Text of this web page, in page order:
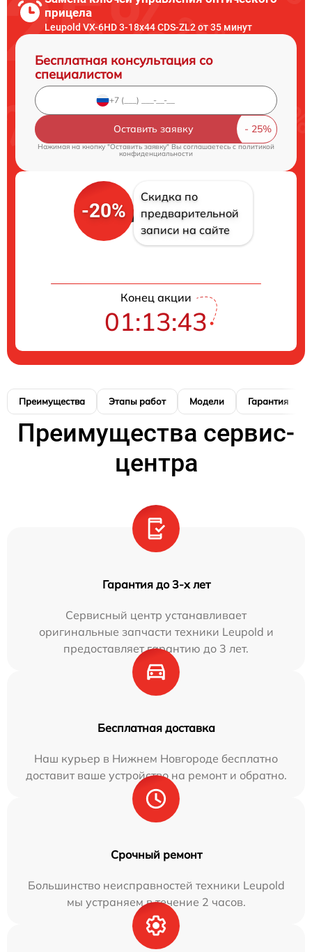
прицела
Leupold VX-6HD 3-18x44 CDS-ZL2 от 35 минут
Бесплатная консультация со
специалистом
Оставить заявку
Нажимая на кнопку "Оставить заявку" Вы соглашаетесь cполитикой
конфиденциальности
-20%
Скидка по
предварительной
записи на сайте
Конец акции
01:13:41
Преимущества Этапы работ Модели Гарантия
Преимущества сервис-
центра
Гарантия до 3-х лет
Сервисный центр устанавливает
оригинальные запчасти техники Leupold и
предоставляет гарантию до 3 лет.
Бесплатная доставка
Наш курьер в Нижнем Новгороде бесплатно
доставит ваше устройство на ремонт и обратно.
Срочный ремонт
Большинство неисправностей техники Leupold
мы устраняем в течение 2 часов.